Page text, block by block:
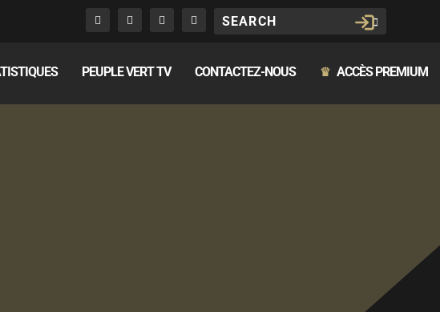
PEUPLE VERT TV CONTACTEZ-NOUS ♛ ACCÈS PREMIUM